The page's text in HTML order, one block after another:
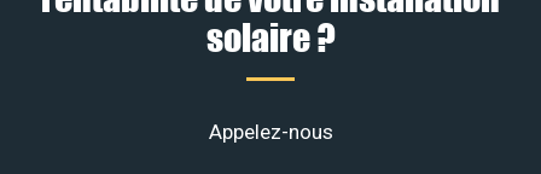
solaire ?
Appelez-nous